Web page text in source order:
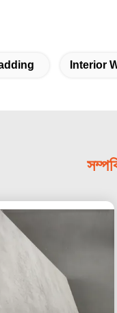
Interior